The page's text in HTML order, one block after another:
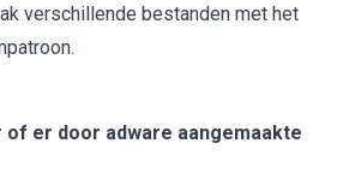
verschillende bestanden met het
er door adware aangemaakte